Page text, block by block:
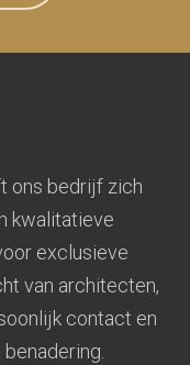
ons bedrijf zich
kwalitatieve
exclusieve
van architecten,
contact en